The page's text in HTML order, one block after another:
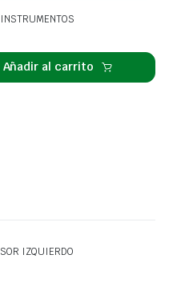
Añadir al carrito
IZQUIERDO